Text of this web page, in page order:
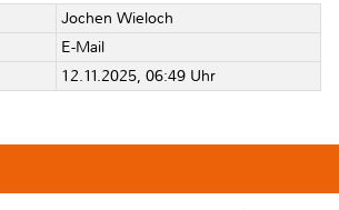
Jochen Wieloch
E-Mail
12.11.2025, 06:49 Uhr